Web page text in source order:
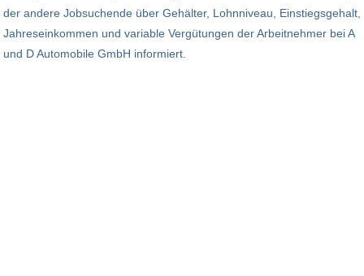
der andere Jobsuchende über Gehälter, Lohnniveau, Einstiegsgehalt,
Jahreseinkommen und variable Vergütungen der Arbeitnehmer bei A
und D Automobile GmbH informiert.